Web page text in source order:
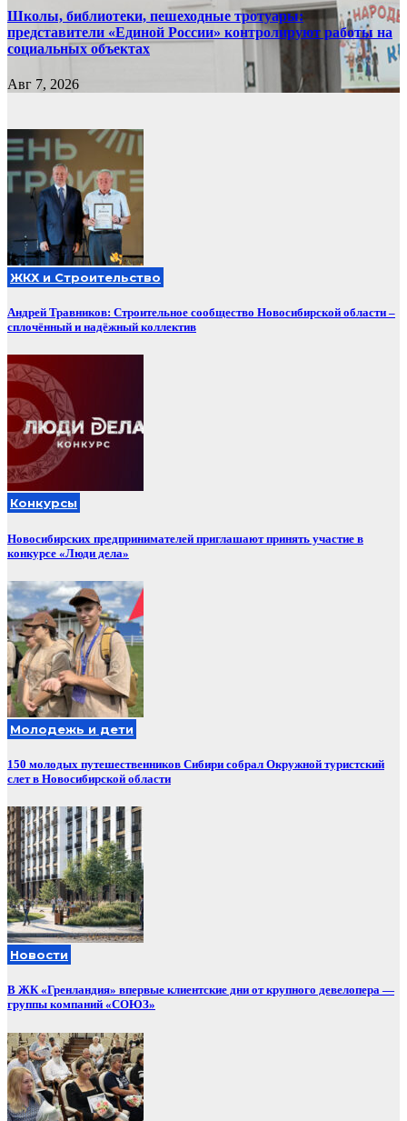
Школы, библиотеки, пешеходные тротуары:
представители «Единой России» контролируют работы на
социальных объектах
Авг 7, 2026
ЖКХ и Строительство
Андрей Травников: Строительное сообщество Новосибирской области –
сплочённый и надёжный коллектив
Конкурсы
Новосибирских предпринимателей приглашают принять участие в
конкурсе «Люди дела»
Молодежь и дети
150 молодых путешественников Сибири собрал Окружной туристский
слет в Новосибирской области
Новости
В ЖК «Гренландия» впервые клиентские дни от крупного девелопера —
группы компаний «СОЮЗ»